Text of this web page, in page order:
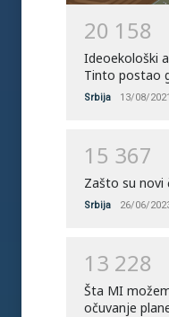
20 1 58
Ideoekološki
Tinto postao
Srbija 13/08/2021
1 5 367
Zašto su novi
Srbija 26/06/
1 3 228
Šta MI
očuvanje